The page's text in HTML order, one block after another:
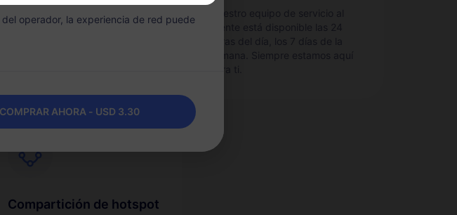
datos según sea necesario y
Compartición de hotspot
operador, la experiencia de red puede
COMPRAR AHORA - USD 3.30